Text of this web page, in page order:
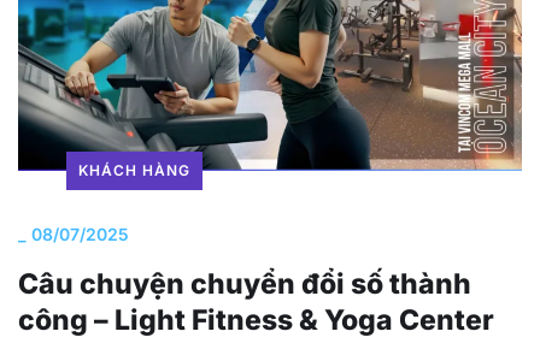
KHÁCH HÀNG
08/07/2025
Câu chuyện chuyển đổi số thành
công – Light Fitness & Yoga Center